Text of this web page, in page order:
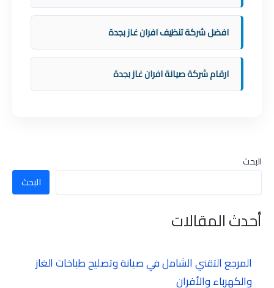
افضل شركة تنظيف افران غاز بجدة
ارقام شركة صيانة افران غاز بجدة
البحث
البحث
أحدث المقالات
المرجع التقني الشامل في صيانة وتصليح طباخات الغاز
والكهرباء والأفران